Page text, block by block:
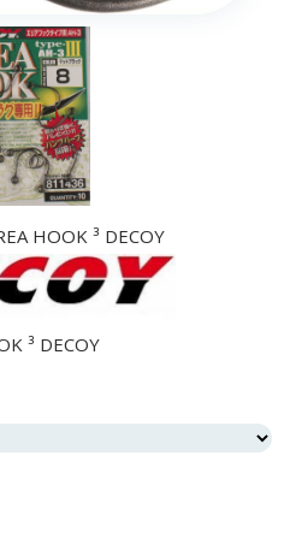
HOOK ³ DECOY
³ DECOY